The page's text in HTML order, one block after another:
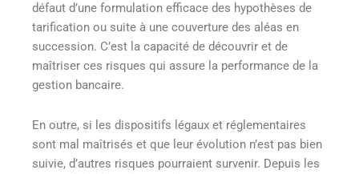
défaut d’une formulation efficace des hypothèses de
tarification ou suite à une couverture des aléas en
succession. C’est la capacité de découvrir et de
maîtriser ces risques qui assure la performance de la
gestion bancaire.
En outre, si les dispositifs légaux et réglementaires
sont mal maîtrisés et que leur évolution n’est pas bien
suivie, d’autres risques pourraient survenir. Depuis les